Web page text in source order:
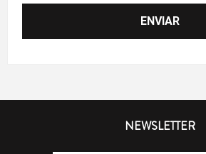
NEWSLETTER